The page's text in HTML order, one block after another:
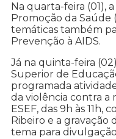
Na quarta-feira (01),
Promoção da Saúde
temáticas também
Prevenção à AIDS.
Já na quinta-feira
Superior de
programada
da violência contra a
ESEF, das 9h às
Ribeiro e a gravação
tema para divulgação